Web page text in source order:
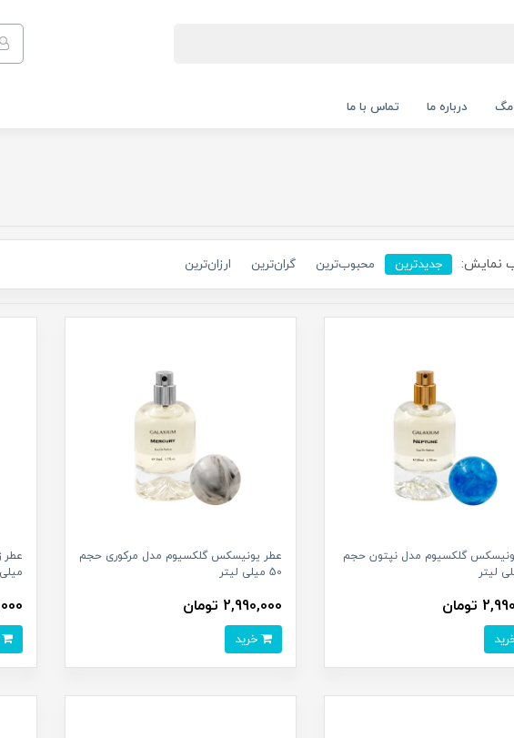
مگ درباره ما تماس با ما
نمایش: جدیدترین محبوب‌ترین گران‌ترین ارزان‌ترین
گلکسیوم مدل نپتون حجم
تومان
عطر یونیسکس گلکسیوم مدل مرکوری حجم
50 میلی لیتر
2,990,000 تومان
خرید خرید